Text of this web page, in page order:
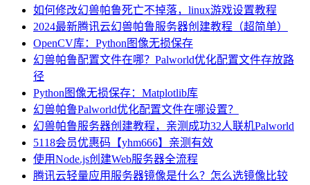
如何修改幻兽帕鲁死亡不掉落，linux游戏设置教程
2024最新腾讯云幻兽帕鲁服务器创建教程（超简单）
OpenCV库：Python图像无损保存
幻兽帕鲁配置文件在哪？Palworld优化配置文件存放路
径
Python图像无损保存：Matplotlib库
幻兽帕鲁Palworld优化配置文件在哪设置？
幻兽帕鲁服务器创建教程，亲测成功32人联机Palworld
5118会员优惠码【yhm666】亲测有效
使用Node.js创建Web服务器全流程
腾讯云轻量应用服务器镜像是什么？怎么选镜像比较